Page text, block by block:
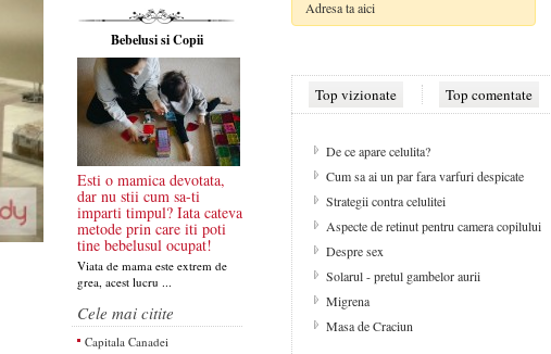
Bebelusi si Copii
Esti o mamica devotata,
dar nu stii cum sa-ti
imparti timpul? Iata cateva
metode prin care iti poti
tine bebelusul ocupat!
Viata de mama este extrem de
grea, acest lucru ...
Cele mai citite
Capitala Canadei
Top vizionate Top comentate
De ce apare celulita?
Cum sa ai un par fara varfuri despicate
Strategii contra celulitei
Aspecte de retinut pentru camera copilului
Despre sex
Solarul - pretul gambelor aurii
Migrena
Masa de Craciun